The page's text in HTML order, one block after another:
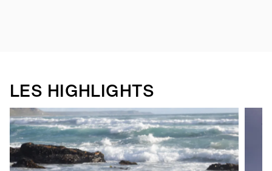
LES HIGHLIGHTS